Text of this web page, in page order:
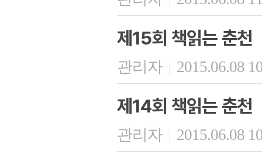
제15회 책읽는 춘천
관리자 | 2015.06.08
제14회 책읽는 춘천
관리자 | 2015.06.08